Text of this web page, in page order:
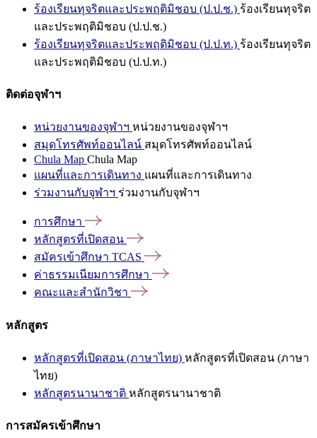
ร้องเรียนทุจริตและประพฤติมิชอบ (ป.ป.ช.) ร้องเรียนทุจริต
และประพฤติมิชอบ (ป.ป.ช.)
ร้องเรียนทุจริตและประพฤติมิชอบ (ป.ป.ท.) ร้องเรียนทุจริต
และประพฤติมิชอบ (ป.ป.ท.)
ติดต่อจุฬาฯ
หน่วยงานของจุฬาฯ หน่วยงานของจุฬาฯ
สมุดโทรศัพท์ออนไลน์ สมุดโทรศัพท์ออนไลน์
Chula Map Chula Map
แผนที่และการเดินทาง แผนที่และการเดินทาง
ร่วมงานกับจุฬาฯ ร่วมงานกับจุฬาฯ
การศึกษา
หลักสูตรที่เปิดสอน
สมัครเข้าศึกษา TCAS
ค่าธรรมเนียมการศึกษา
คณะและสำนักวิชา
หลักสูตร
หลักสูตรที่เปิดสอน (ภาษาไทย) หลักสูตรที่เปิดสอน (ภาษา
ไทย)
หลักสูตรนานาชาติ หลักสูตรนานาชาติ
การสมัครเข้าศึกษา